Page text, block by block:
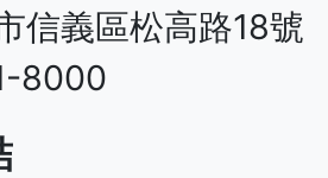
信義區松高路18號